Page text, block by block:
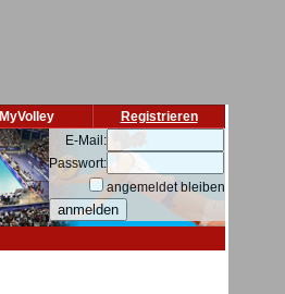
Registrieren
MyVolley
E-Mail:
Passwort:
angemeldet bleiben